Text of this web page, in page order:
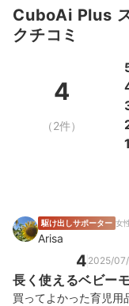
CuboAi Plus
クチコミ
4
（2件）
1
駆け出しサポーター 女
Arisa
4 2025/
長く使えるベビー
買ってよかった育児用